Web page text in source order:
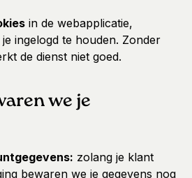
in de webapplicatie,
ingelogd te houden. Zonder
de dienst niet goed.
we je
zolang je klant
bewaren we je gegevens nog